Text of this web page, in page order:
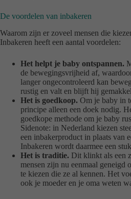
De voordelen van inbakeren
Waarom zijn er zoveel mensen die
Inbakeren heeft een aantal voordelen:
Het helpt je baby ontspannen.
de bewegingsvrijheid af,
langer ongecontroleerd kan
rustig en valt en blijft hij
Het is goedkoop. Om je baby in
principe alleen een doek nodig.
goedkope methode om je baby
Sidenote: in Nederland kiezen
een inbakerproduct in plaats van
Inbakeren wordt daarmee een
Het is traditie. Dit klinkt als een
mensen zijn nu eenmaal geneigd
te kiezen die ze al kennen. Het
ook je moeder en je oma weten